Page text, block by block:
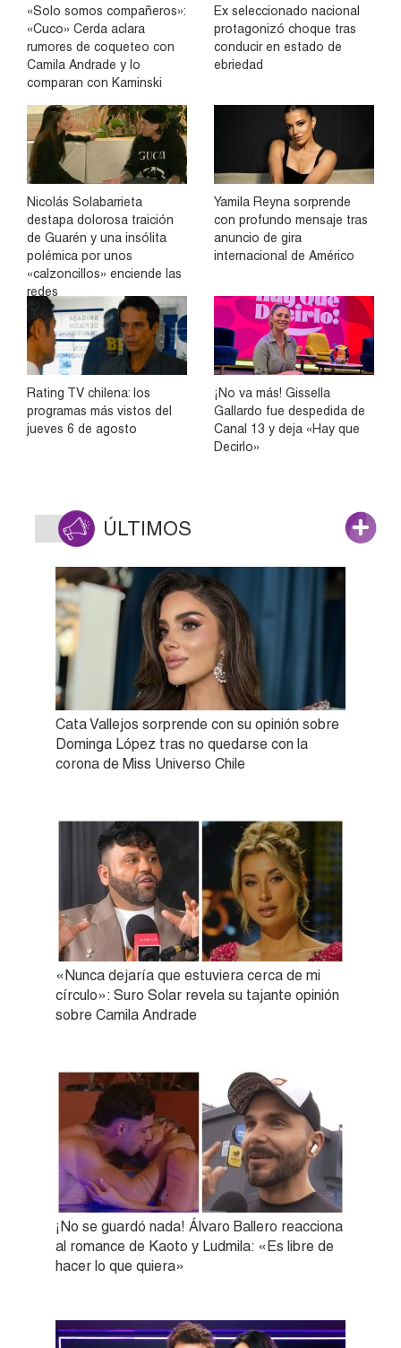
«Solo somos compañeros»:
«Cuco» Cerda aclara
rumores de coqueteo con
Camila Andrade y lo
comparan con Kaminski
Ex seleccionado nacional
protagonizó choque tras
conducir en estado de
ebriedad
Nicolás Solabarrieta
destapa dolorosa traición
de Guarén y una insólita
polémica por unos
«calzoncillos» enciende las
redes
Yamila Reyna sorprende
con profundo mensaje tras
anuncio de gira
internacional de Américo
Rating TV chilena: los
programas más vistos del
jueves 6 de agosto
¡No va más! Gissella
Gallardo fue despedida de
Canal 13 y deja «Hay que
Decirlo»
ÚLTIMOS
Cata Vallejos sorprende con su opinión sobre
Dominga López tras no quedarse con la
corona de Miss Universo Chile
«Nunca dejaría que estuviera cerca de mi
círculo»: Suro Solar revela su tajante opinión
sobre Camila Andrade
¡No se guardó nada! Álvaro Ballero reacciona
al romance de Kaoto y Ludmila: «Es libre de
hacer lo que quiera»